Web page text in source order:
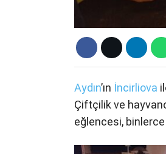
Aydın’ın İncirliova
Çiftçilik ve
eğlencesi, binlerce